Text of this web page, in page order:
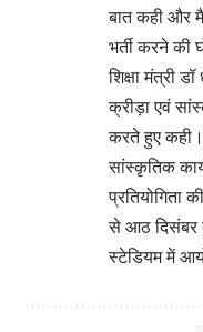
बात कही और
भर्ती करने की
शिक्षा मंत्री
क्रीड़ा एवं
करते हुए कही।
सांस्कृतिक
प्रतियोगिता
से आठ दिसंबर
स्टेडियम में